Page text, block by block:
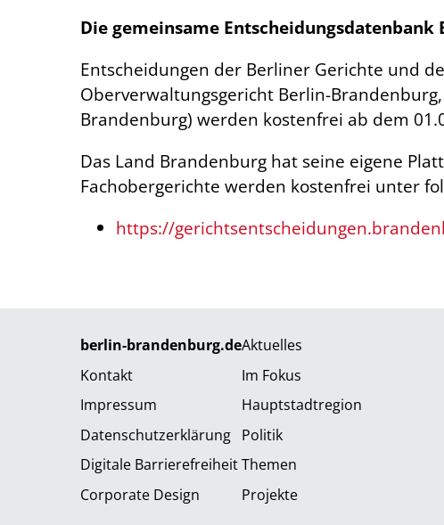
Die gemeinsame
Entscheidungen der Berliner Gerichte und
Oberverwaltungsgericht Berlin-
Brandenburg) werden kostenfrei ab dem
Das Land Brandenburg hat seine eigene
Fachobergerichte werden kostenfrei unter
https://
berlin-brandenburg.de
Kontakt
Impressum
Datenschutzerklärung
Digitale Barrierefreiheit
Corporate Design
Aktuelles
Im Fokus
Hauptstadtregion
Politik
Themen
Projekte